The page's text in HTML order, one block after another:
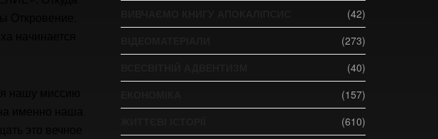
(42)
(273)
(40)
(157)
(610)